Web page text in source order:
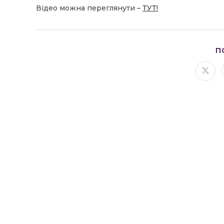
Відео можна переглянути – ТУТ!
в